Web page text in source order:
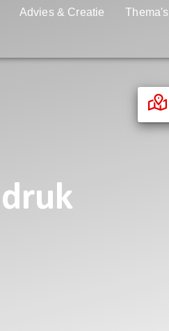
Advies & Creatie Thema's